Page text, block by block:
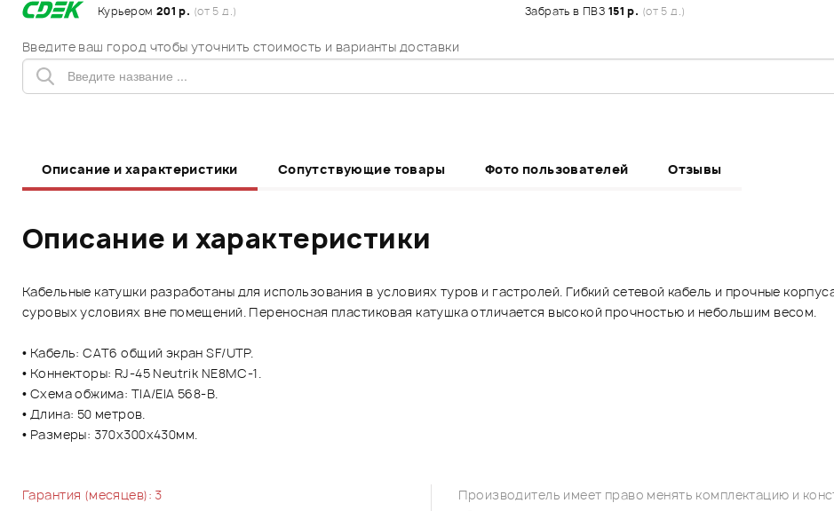
Курьером 201 р. (от 5 д.) Забрать в ПВЗ 151 р. (от 5 д.)
Введите ваш город чтобы уточнить стоимость и варианты доставки
Описание и характеристики Сопутствующие товары Фото пользователей Отзывы
Описание и характеристики
Кабельные катушки разработаны для использования в условиях туров и гастролей. Гибкий сетевой кабель и прочные
суровых условиях вне помещений. Переносная пластиковая катушка отличается высокой прочностью и небольшим весом.
• Кабель: CAT6 общий экран SF/UTP.
• Коннекторы: RJ-45 Neutrik NE8MC-1.
• Схема обжима: TIA/EIA 568-B.
• Длина: 50 метров.
• Размеры: 370х300х430мм.
Гарантия (месяцев): 3
Производитель имеет право менять комплектацию и